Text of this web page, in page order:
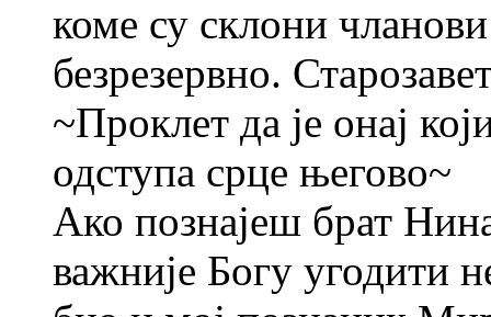
коме су склони
безрезервно.
~Проклет да је онај
одступа срце његово~
Ако познајеш брат
важније Богу угодити